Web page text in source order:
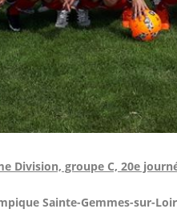
Division, groupe C, 20e
Sainte-Gemmes-sur-